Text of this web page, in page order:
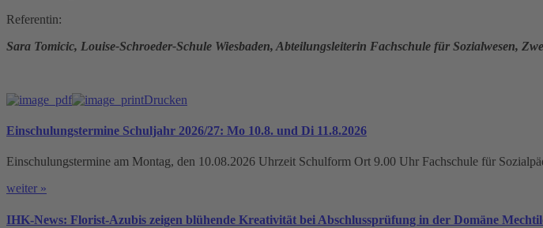
Referentin:
Sara Tomicic, Louise-Schroeder-Schule Wiesbaden, Abteilungsleiterin Fachschule für Sozialwesen,
Drucken
Einschulungstermine Schuljahr 2026/27: Mo 10.8. und Di 11.8.2026
Einschulungstermine am Montag, den 10.08.2026 Uhrzeit Schulform Ort 9.00 Uhr Fachschule für
weiter »
IHK-News: Florist-Azubis zeigen blühende Kreativität bei Abschlussprüfung in der Domäne